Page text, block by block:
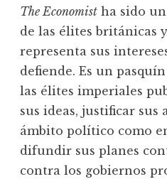
The Economist ha sido
de las élites británicas
representa sus
defiende. Es un
las élites imperiales
sus ideas, justificar sus
ámbito político como
difundir sus planes
contra los gobiernos